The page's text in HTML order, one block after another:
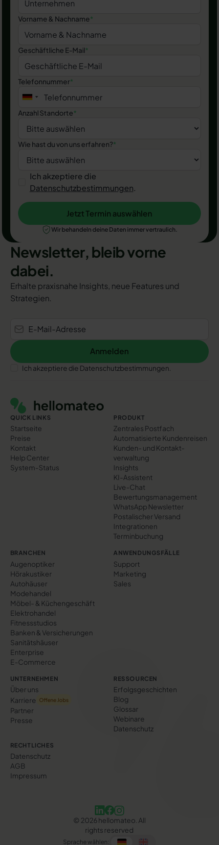
Vorname & Nachname*
Geschäftliche E-Mail*
Telefonnummer*
Anzahl Standorte*
Wie hast du von uns erfahren?*
Ich akzeptiere die
Datenschutzbestimmungen.
Jetzt Termin auswählen
Jetzt Termin auswählen
Wir behandeln deine Daten immer vertraulich.
Newsletter, bleib vorne
dabei.
Erhalte praxisnahe Insights, neue Features und
Strategien.
Anmelden
Anmelden
Ich akzeptiere die Datenschutzbestimmungen.
QUICK LINKS
Startseite
Preise
Kontakt
Help Center
System-Status
PRODUKT
Zentrales Postfach
Automatisierte Kundenreisen
Kunden- und Kontakt­
verwaltung
Insights
KI-Assistent
Live-Chat
Bewertungs­management
WhatsApp Newsletter
Postalischer Versand
Integrationen
Terminbuchung
BRANCHEN
Augenoptiker
Hörakustiker
Autohäuser
Modehandel
Möbel- & Küchengeschäft
Elektrohandel
Fitnessstudios
Banken & Versicherungen
Sanitätshäuser
Enterprise
E-Commerce
ANWENDUNGSFÄLLE
Support
Marketing
Sales
UNTERNEHMEN
Über uns
Karriere
Offene Jobs
Partner
Presse
RESSOURCEN
Erfolgs­geschichten
Blog
Glossar
Webinare
Datenschutz
RECHTLICHES
Datenschutz
AGB
Impressum
© 2026 hellomateo. All
rights reserved
Sprache wählen: